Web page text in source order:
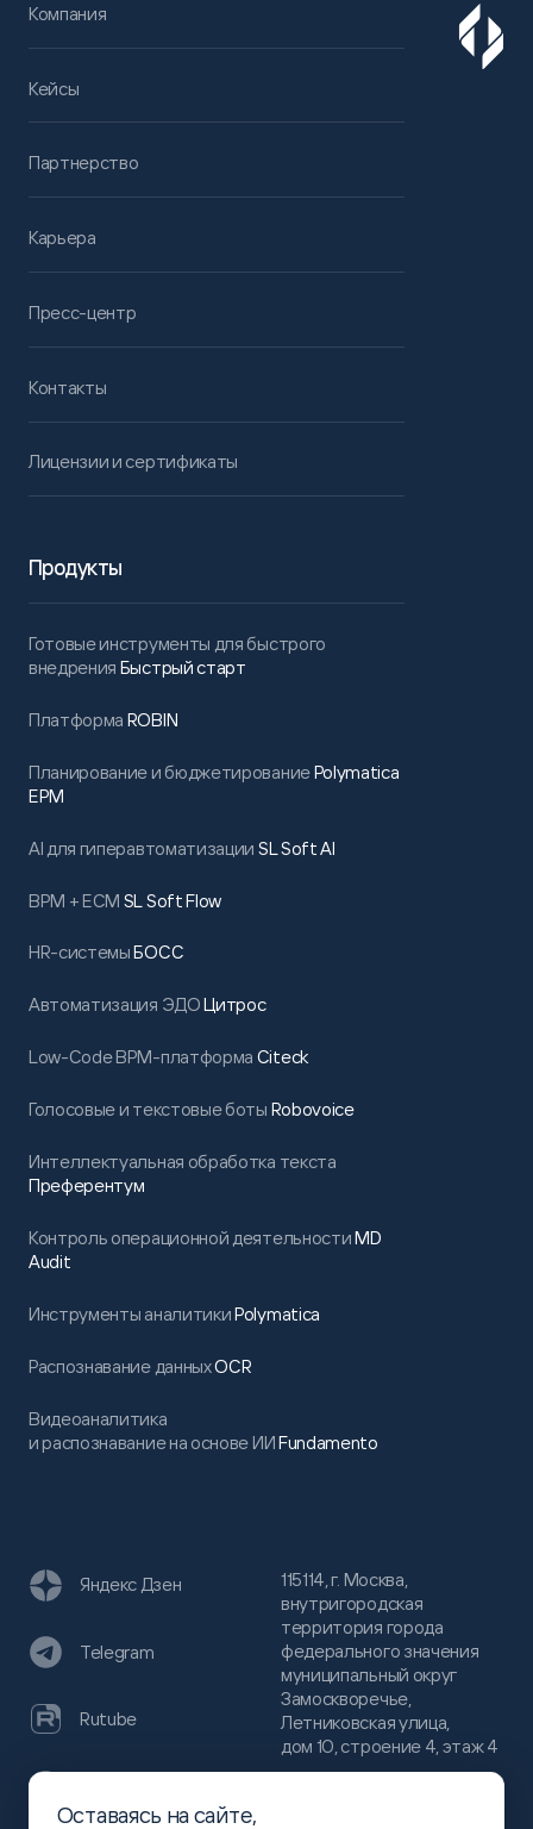
Компания
Кейсы
Партнерство
Карьера
Пресс-центр
Контакты
Лицензии и сертификаты
Продукты
Готовые инструменты для быстрого
внедрения Быстрый старт
Платформа ROBIN
Планирование и бюджетированиеPolymatica
EPM
AI для гиперавтоматизации SL Soft AI
BPM + ECM SL Soft Flow
HR-системыБОСС
Автоматизация ЭДОЦитрос
Low-Code BPM-платформа Citeck
Голосовые и текстовые боты Robovoice
Интеллектуальная обработка текста
Преферентум
Контроль операционной деятельностиMD
Audit
Инструменты аналитикиPolymatica
Распознавание данныхOCR
Видеоаналитика
и распознавание на основе ИИFundamento
115114, г. Москва,
внутригородская
территория города
федерального значения
муниципальный округ
Замоскворечье,
Летниковская улица,
дом 10, строение 4, этаж 4
Яндекс Дзен
Telegram
Rutube
Оставаясь на сайте,